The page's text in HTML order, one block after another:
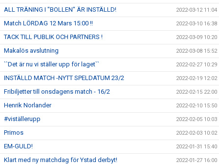
ALL TRÄNING I "BOLLEN" ÄR INSTÄLLD! 2022-03-12 11:04
Match LÖRDAG 12 Mars 15:00 !! 2022-03-10 16:38
TACK TILL PUBLIK OCH PARTNERS ! 2022-03-09 10:20
Makalös avslutning 2022-03-08 15:52
``Det är nu vi ställer upp för laget`` 2022-02-27 10:29
INSTÄLLD MATCH -NYTT SPELDATUM 23/2 2022-02-19 12:02
Fribiljetter till onsdagens match - 16/2 2022-02-15 22:00
Henrik Norlander 2022-02-10 15:50
#viställerupp 2022-02-05 10:03
Primos 2022-02-03 10:02
EM-GULD! 2022-01-31 15:40
Klart med ny matchdag för Ystad derbyt! 2022-01-27 16:00